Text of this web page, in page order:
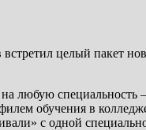
целый пакет
любую
обучения в
с одной